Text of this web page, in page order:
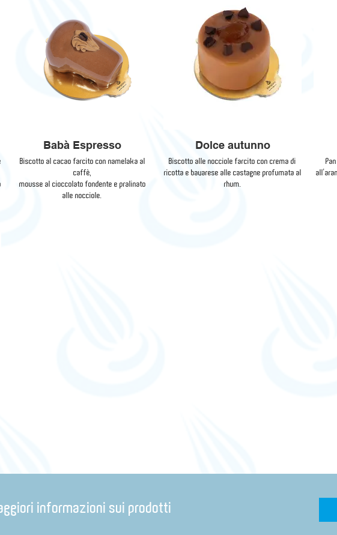
Babà Espresso
Biscotto al cacao farcito con namelaka al
caffè,
mousse al cioccolato fondente e pralinato
alle nocciole.
Dolce autunno
Biscotto alle nocciole farcito con crema di
ricotta e bavarese alle castagne profumata al
rhum.
informazioni sui prodotti